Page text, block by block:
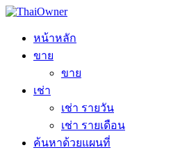
หน้าหลัก
ขาย
ขาย
เช่า
เช่า รายวัน
เช่า รายเดือน
ค้นหาด้วยแผนที่